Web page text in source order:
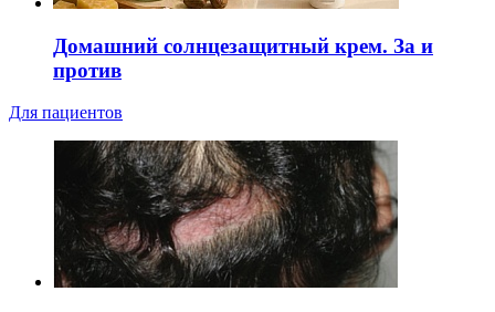
Домашний солнцезащитный крем. За и
против
Для пациентов